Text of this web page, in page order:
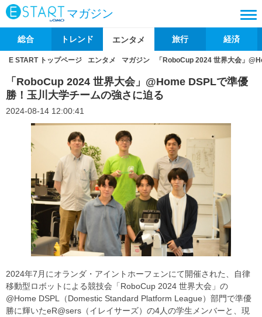
マガジン
総合 トレンド エンタメ 旅行 経済
E START トップページ エンタメ マガジン 「RoboCup 2024 世界大会」
「RoboCup 2024 世界大会」@Home DSPLで準優
勝！玉川大学チームの強さに迫る
2024-08-14 12:00:41
2024年7月にオランダ・アイントホーフェンにて開催された、自律
移動型ロボットによる競技会「RoboCup 2024 世界大会」の
@Home DSPL（Domestic Standard Platform League）部門で準優
勝に輝いたeR@sers（イレイサーズ）の4人の学生メンバーと、現